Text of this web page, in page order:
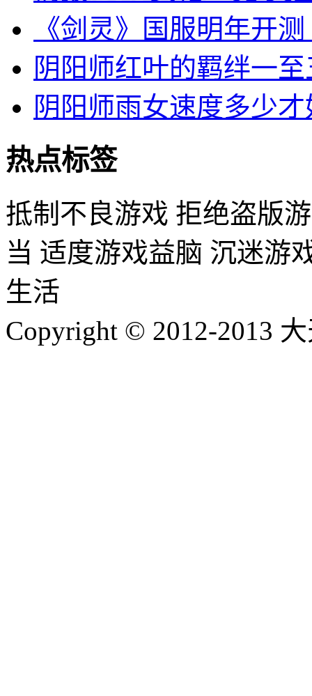
《剑灵》国服明年开
阴阳师红叶的羁绊一
阴阳师雨女速度多少
热点标签
抵制不良游戏 拒绝盗版
当 适度游戏益脑 沉迷游
生活
Copyright © 2012-2013